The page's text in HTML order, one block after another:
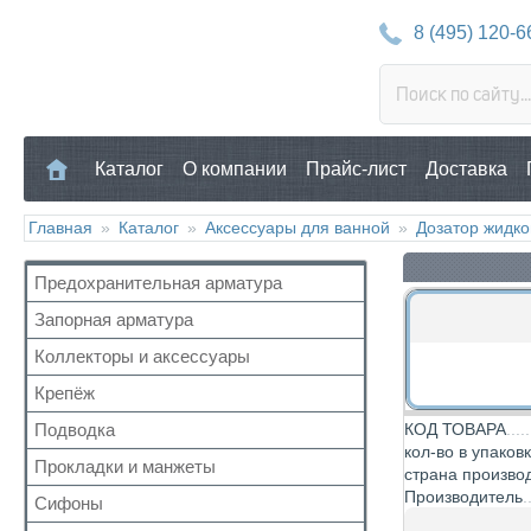
8 (495) 120-
Каталог О компании Прайс-лист Доставка
Главная » Каталог » Аксессуары для ванной » Дозатор
Предохранительная арматура
Воздухоотводчик
Клапан предохранительный
Манометр/Термометр
Обратный клапан
Поплавковый клапан
Регулятор давления
Кран Маевского
Запорная арматура
Кран шаровый для воды
Кран с американкой
Краны прочие
Краны для бытовой техники
Для радиаторов
Дачные краны
Коллекторы и аксессуары
Аксессуары для коллекторов
Коллекторные группы
Коллекторы
Крепёж
Для труб
Для радиатора
Прочий
Подводка
Газ
Газ сильфон
Вода
Прокладки и манжеты
Прокладки
Сифоны
КОД ТОВАРА
кол-во в
страна
Производитель